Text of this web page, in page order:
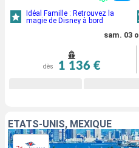
Idéal Famille : Retrouvez la
magie de Disney à bord
sam. 03
dès 1 136 €
ÉTATS-UNIS, MEXIQUE